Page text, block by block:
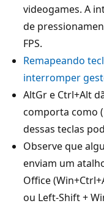
videogames. A
de
FPS.
Remapeando
interromper
AltGr e Ctrl+Alt
comporta como
dessas teclas
Observe que
enviam um
Office
ou Left-Shift +